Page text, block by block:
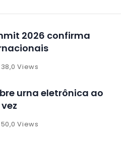
2026 confirma
38,0 Views
urna eletrônica ao
50,0 Views